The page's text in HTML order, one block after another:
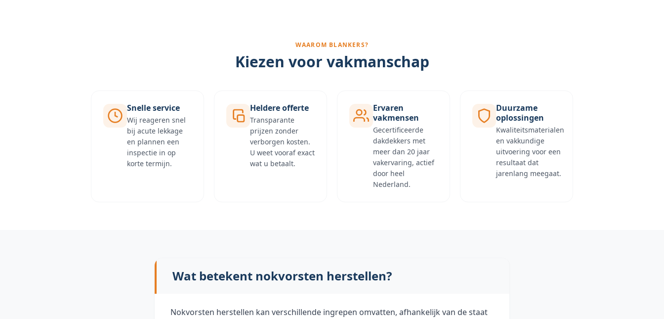
WAAROM BLANKERS?
Kiezen voor vakmanschap
Snelle service
Wij reageren snel
bij acute lekkage
en plannen een
inspectie in op
korte termijn.
Heldere offerte
Transparante
prijzen zonder
verborgen kosten.
U weet vooraf exact
wat u betaalt.
Ervaren
vakmensen
Gecertificeerde
dakdekkers met
meer dan 20 jaar
vakervaring, actief
door heel
Nederland.
Duurzame
oplossingen
Kwaliteitsmaterialen
en vakkundige
uitvoering voor een
resultaat dat
jarenlang meegaat.
Wat betekent nokvorsten herstellen?
Nokvorsten herstellen kan verschillende ingrepen omvatten, afhankelijk van de staat